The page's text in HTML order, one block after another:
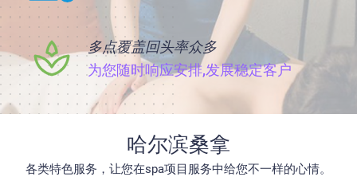
多点覆盖回头率众多
为您随时响应安排,发展稳定客户
哈尔滨桑拿
各类特色服务，让您在spa项目服务中给您不一样的心情。